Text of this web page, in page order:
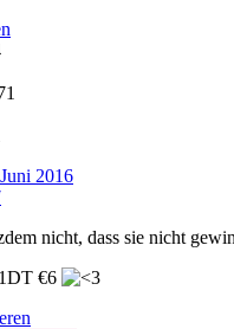
2016
nicht, dass sie nicht
€6